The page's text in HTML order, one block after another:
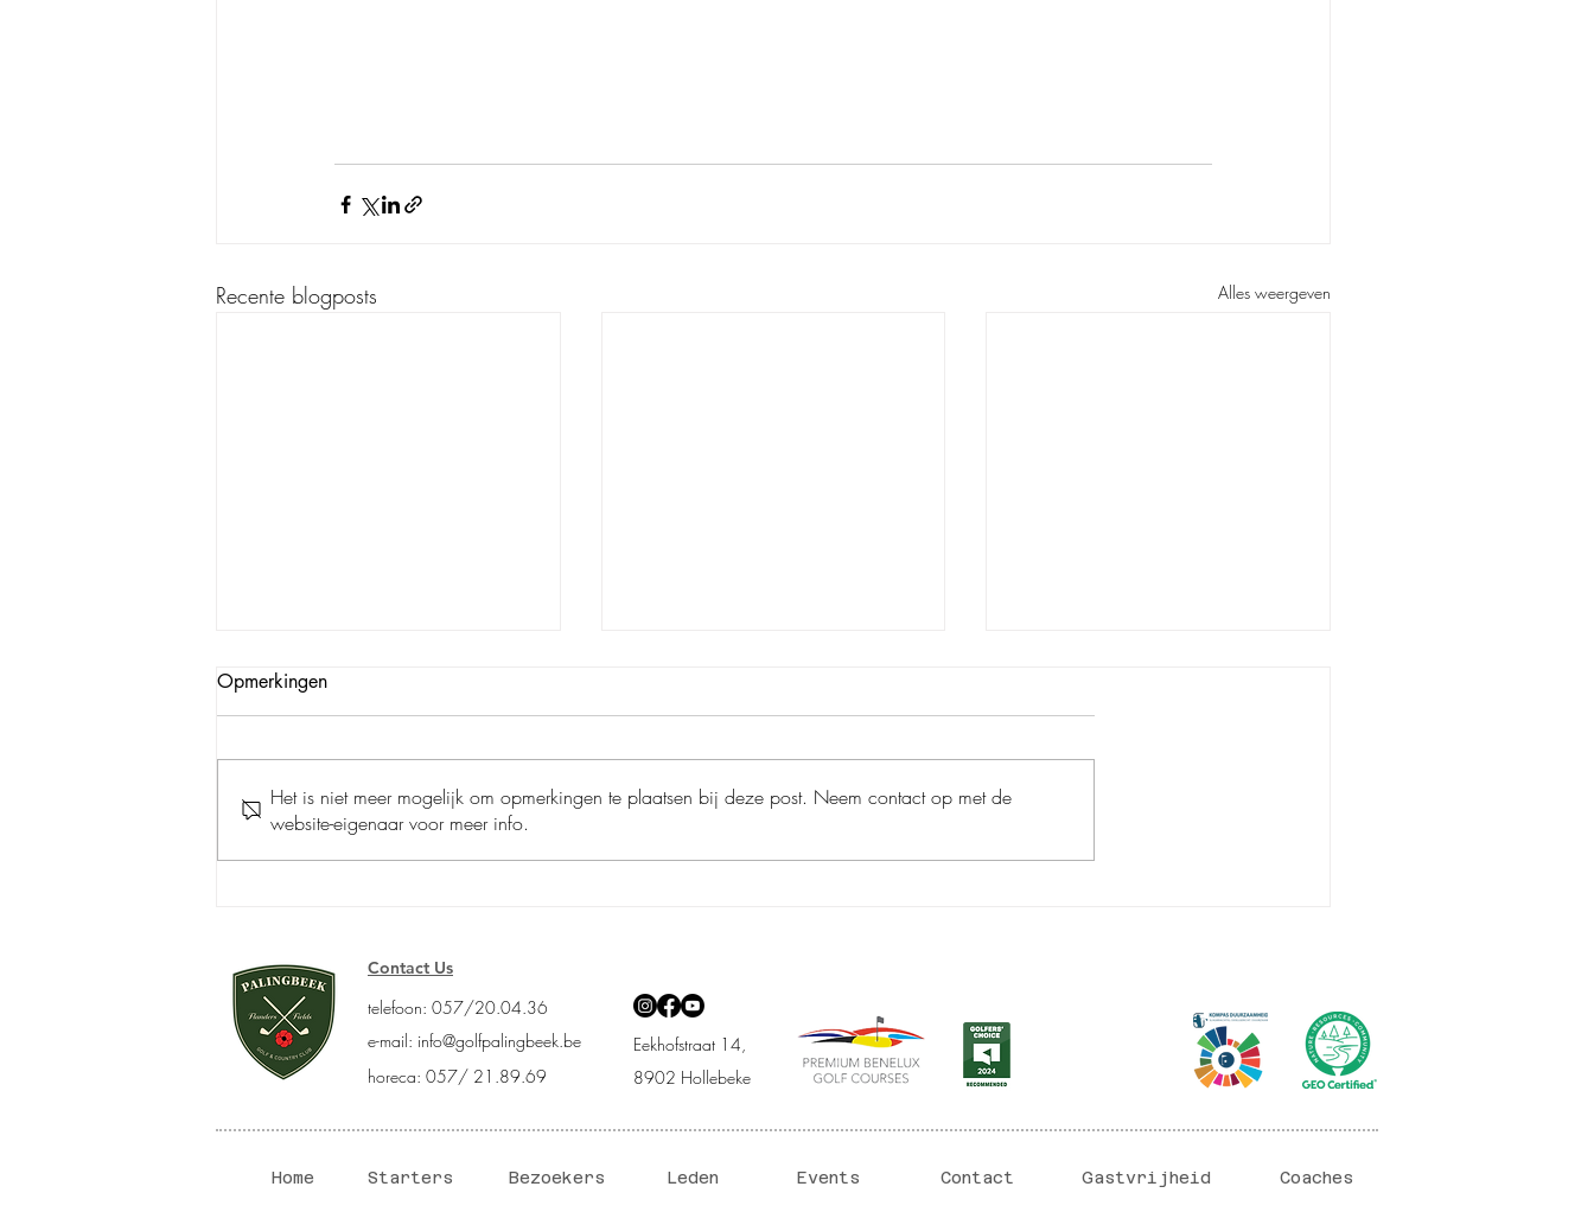
Recente blogposts Alles weergeven
Ladies Tweedaagse
Men Wisselbeker met Damme
Senioren Interclubcampagnes
Opmerkingen
Het is niet meer mogelijk om opmerkingen te plaatsen bij deze post. Neem contact op met de
website-eigenaar voor meer info.
Contact Us
telefoon: 057/20.04.36
e-mail: info@golfpalingbeek.be
horeca: 057/ 21.89.69
Eekhofstraat 14,
8902 Hollebeke
Home Starters Bezoekers Leden Events Contact Gastvrijheid Coaches